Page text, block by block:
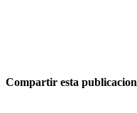
Compartir esta publicacion